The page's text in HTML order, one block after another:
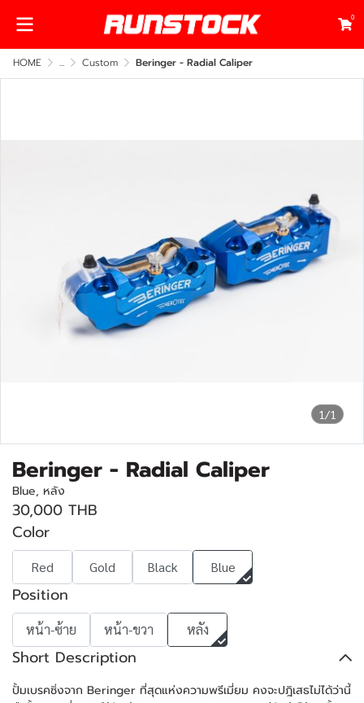
0
HOME ... Custom Beringer - Radial Caliper
1/1
Beringer - Radial Caliper
Blue, หลัง
30,000 THB
Color
Red Gold Black Blue
Position
หน้า-ซ้าย หน้า-ขวา หลัง
Short Description
ปั้มเบรคซิ่งจาก Beringer ที่สุดแห่งความพรีเมี่ยม คงจะปฎิเสธไม่ได้ว่านี้